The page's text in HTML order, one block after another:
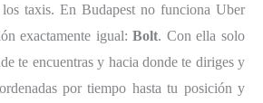
taxis. En Budapest no funciona Uber
exactamente igual:Bolt. Con ella solo
te encuentras y hacia donde te diriges y
por tiempo hasta tu posición y